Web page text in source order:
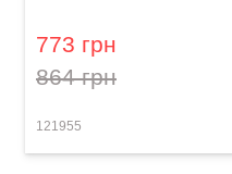
773 грн
864 грн
121955